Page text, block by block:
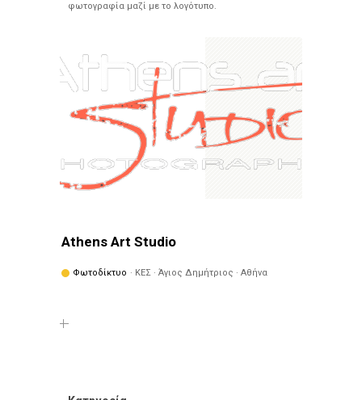
φωτογραφία μαζί με το λογότυπο.
Athens Art Studio
Φωτοδίκτυο · ΚΕΣ · Άγιος Δημήτριος · Αθήνα